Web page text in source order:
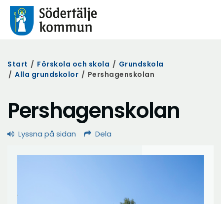
Start / Förskola och skola / Grundskola
/ Alla grundskolor / Pershagenskolan
Pershagenskolan
Lyssna på sidan Dela